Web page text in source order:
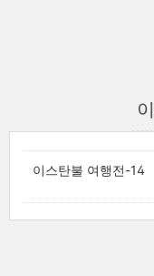
이스탄불 여행전-14